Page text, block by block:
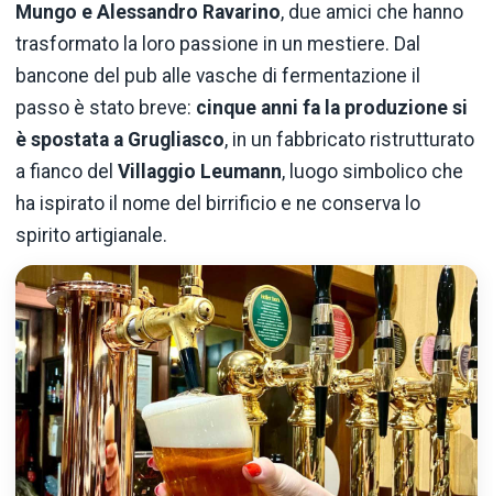
Mungo e Alessandro Ravarino, due amici che hanno
trasformato la loro passione in un mestiere. Dal
bancone del pub alle vasche di fermentazione il
passo è stato breve: cinque anni fa la produzione si
è spostata a Grugliasco, in un fabbricato ristrutturato
a fianco del Villaggio Leumann, luogo simbolico che
ha ispirato il nome del birrificio e ne conserva lo
spirito artigianale.